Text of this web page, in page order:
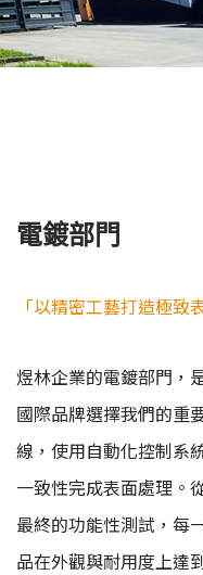
電鍍部門
「以精密工藝打造極致
煜林企業的電鍍部門，
國際品牌選擇我們的重
線，使用自動化控制系
一致性完成表面處理。
最終的功能性測試，每
品在外觀與耐用度上達